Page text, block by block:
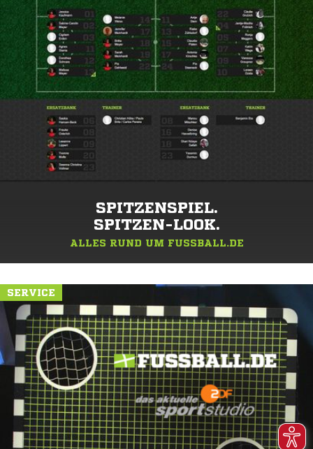
SPITZENSPIEL.
SPITZEN-LOOK.
ALLES RUND UM FUSSBALL.DE
SERVICE